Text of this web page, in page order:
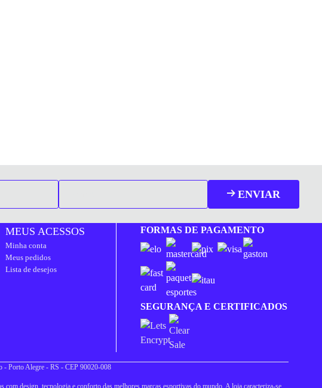
ENVIAR
MEUS ACESSOS
Minha conta
Meus pedidos
Lista de desejos
FORMAS DE PAGAMENTO
SEGURANÇA E CERTIFICADOS
- Porto Alegre - RS - CEP 90020-008
design, tecnologia e conforto das melhores marcas esportivas do mundo. A loja caracteriza-se